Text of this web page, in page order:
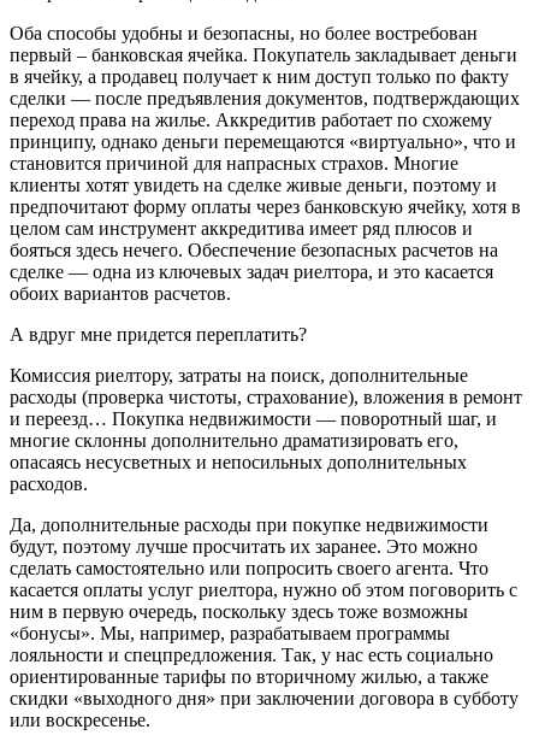
Оба способы удобны и безопасны, но более востребован
первый – банковская ячейка. Покупатель закладывает деньги
в ячейку, а продавец получает к ним доступ только по факту
сделки — после предъявления документов, подтверждающих
переход права на жилье. Аккредитив работает по схожему
принципу, однако деньги перемещаются «виртуально», что и
становится причиной для напрасных страхов. Многие
клиенты хотят увидеть на сделке живые деньги, поэтому и
предпочитают форму оплаты через банковскую ячейку, хотя в
целом сам инструмент аккредитива имеет ряд плюсов и
бояться здесь нечего. Обеспечение безопасных расчетов на
сделке — одна из ключевых задач риелтора, и это касается
обоих вариантов расчетов.
А вдруг мне придется переплатить?
Комиссия риелтору, затраты на поиск, дополнительные
расходы (проверка чистоты, страхование), вложения в ремонт
и переезд… Покупка недвижимости — поворотный шаг, и
многие склонны дополнительно драматизировать его,
опасаясь несусветных и непосильных дополнительных
расходов.
Да, дополнительные расходы при покупке недвижимости
будут, поэтому лучше просчитать их заранее. Это можно
сделать самостоятельно или попросить своего агента. Что
касается оплаты услуг риелтора, нужно об этом поговорить с
ним в первую очередь, поскольку здесь тоже возможны
«бонусы». Мы, например, разрабатываем программы
лояльности и спецпредложения. Так, у нас есть социально
ориентированные тарифы по вторичному жилью, а также
скидки «выходного дня» при заключении договора в субботу
или воскресенье.